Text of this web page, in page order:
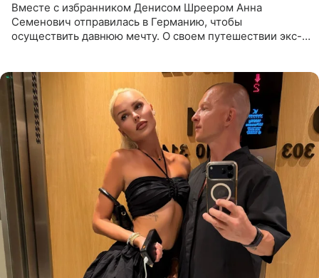
Вместе с избранником Денисом Шреером Анна
Семенович отправилась в Германию, чтобы
осуществить давнюю мечту. О своем путешествии экс-